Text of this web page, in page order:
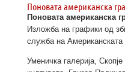
Поновата американска
Поновата американска
Изложба на графики од
служба на
Уменичка галерија,